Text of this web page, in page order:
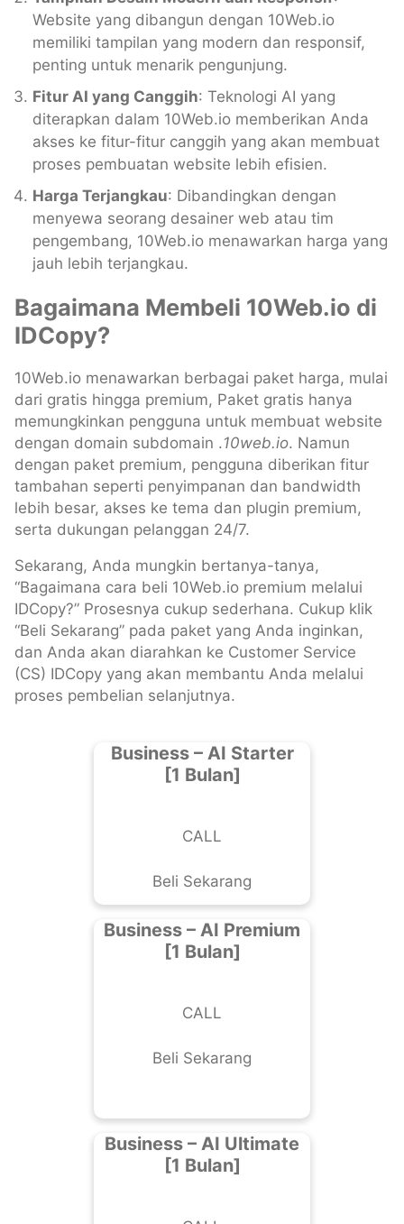
Website yang dibangun dengan 10Web.io
memiliki tampilan yang modern dan responsif,
penting untuk menarik pengunjung.
Fitur AI yang Canggih: Teknologi AI yang
diterapkan dalam 10Web.io memberikan Anda
akses ke fitur-fitur canggih yang akan membuat
proses pembuatan website lebih efisien.
Harga Terjangkau: Dibandingkan dengan
menyewa seorang desainer web atau tim
pengembang, 10Web.io menawarkan harga yang
jauh lebih terjangkau.
Bagaimana Membeli 10Web.io di
IDCopy?
10Web.io menawarkan berbagai paket harga, mulai
dari gratis hingga premium, Paket gratis hanya
memungkinkan pengguna untuk membuat website
dengan domain subdomain .10web.io. Namun
dengan paket premium, pengguna diberikan fitur
tambahan seperti penyimpanan dan bandwidth
lebih besar, akses ke tema dan plugin premium,
serta dukungan pelanggan 24/7.
Sekarang, Anda mungkin bertanya-tanya,
“Bagaimana cara beli 10Web.io premium melalui
IDCopy?” Prosesnya cukup sederhana. Cukup klik
“Beli Sekarang” pada paket yang Anda inginkan,
dan Anda akan diarahkan ke Customer Service
(CS) IDCopy yang akan membantu Anda melalui
proses pembelian selanjutnya.
Business – AI Starter
[1 Bulan]
CALL
Beli Sekarang
Business – AI Premium
[1 Bulan]
CALL
Beli Sekarang
Business – AI Ultimate
[1 Bulan]